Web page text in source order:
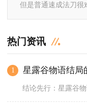
但是普通速成法刀很
热门资讯
1 星露谷物语结局